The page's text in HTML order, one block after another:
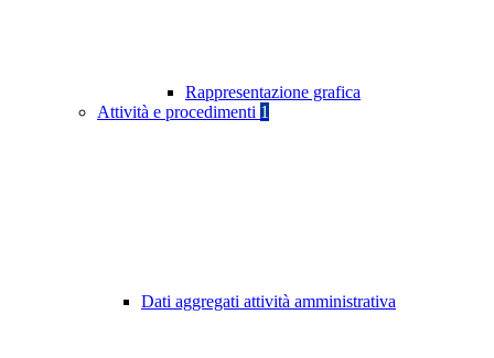
Rappresentazione grafica
Attività e procedimenti 1
Dati aggregati attività amministrativa